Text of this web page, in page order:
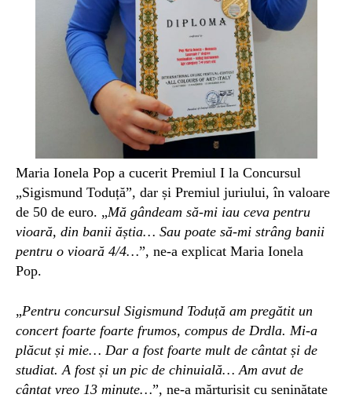
Maria Ionela Pop a cucerit Premiul I la Concursul
„Sigismund Toduță”, dar și Premiul juriului, în valoare
de 50 de euro. „Mă gândeam să-mi iau ceva pentru
vioară, din banii ăștia… Sau poate să-mi strâng banii
pentru o vioară 4/4…”, ne-a explicat Maria Ionela
Pop.
„Pentru concursul Sigismund Toduță am pregătit un
concert foarte foarte frumos, compus de Drdla. Mi-a
plăcut și mie… Dar a fost foarte mult de cântat și de
studiat. A fost și un pic de chinuială… Am avut de
cântat vreo 13 minute…”, ne-a mărturisit cu seninătate